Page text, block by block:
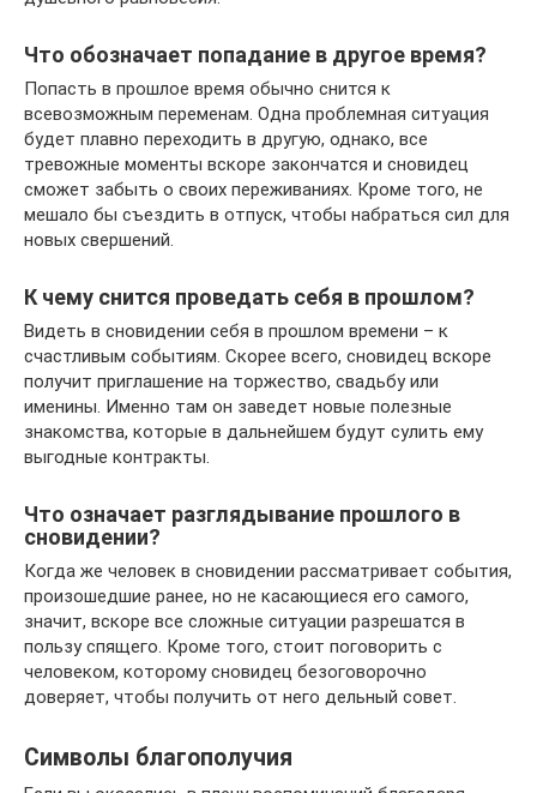
Что обозначает попадание в другое время?
Попасть в прошлое время обычно снится к
всевозможным переменам. Одна проблемная ситуация
будет плавно переходить в другую, однако, все
тревожные моменты вскоре закончатся и сновидец
сможет забыть о своих переживаниях. Кроме того, не
мешало бы съездить в отпуск, чтобы набраться сил для
новых свершений.
К чему снится проведать себя в прошлом?
Видеть в сновидении себя в прошлом времени – к
счастливым событиям. Скорее всего, сновидец вскоре
получит приглашение на торжество, свадьбу или
именины. Именно там он заведет новые полезные
знакомства, которые в дальнейшем будут сулить ему
выгодные контракты.
Что означает разглядывание прошлого в
сновидении?
Когда же человек в сновидении рассматривает события,
произошедшие ранее, но не касающиеся его самого,
значит, вскоре все сложные ситуации разрешатся в
пользу спящего. Кроме того, стоит поговорить с
человеком, которому сновидец безоговорочно
доверяет, чтобы получить от него дельный совет.
Символы благополучия